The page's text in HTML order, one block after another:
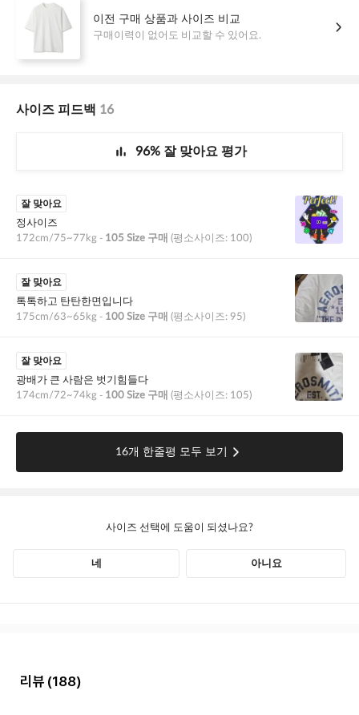
리뷰 (188)